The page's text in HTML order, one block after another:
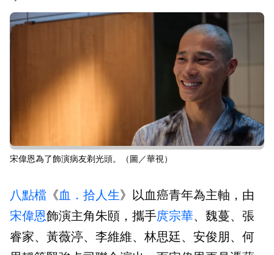
宋偉恩為了飾演病友剃光頭。（圖／華視）
八點檔 《血．拾人生》以血癌青年為主軸，由
宋偉恩飾演主角朱頤，攜手庹宗華、魏蔓、張
睿家、黃薇渟、李維維、林思廷、安俊朋、何